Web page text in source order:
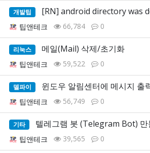
개발팁 [RN] android directory was
팁앤테크 66,784 0
리눅스 메일(Mail) 삭제/초기화
팁앤테크 59,522 0
델파이 윈도우 알림센터에 메시지 출
팁앤테크 56,749 0
기타 텔레그램 봇 (Telegram Bot) 만
팁앤테크 39,565 0